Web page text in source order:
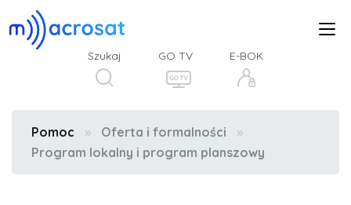
Szukaj GO TV E-BOK
Pomoc » Oferta i formalności
»
Program lokalny i program planszowy